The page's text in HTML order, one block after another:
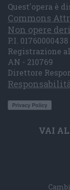
Quest'opera è
Commons
Non opere
P.I. 01760000438
Registrazione
AN - 210769
Direttore
VAI